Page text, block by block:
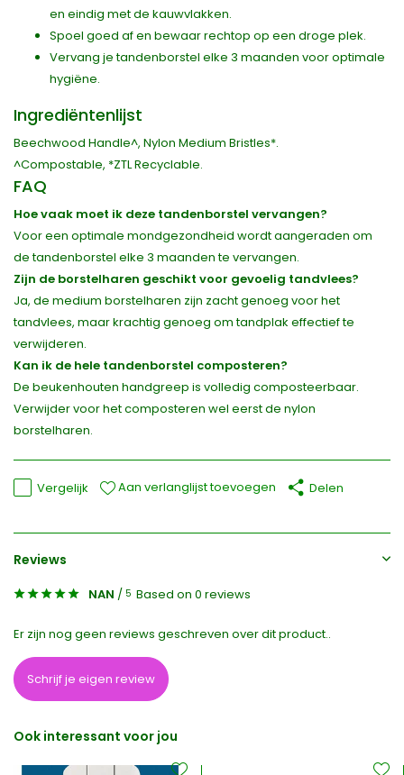
en eindig met de kauwvlakken.
Spoel goed af en bewaar rechtop op een droge plek.
Vervang je tandenborstel elke 3 maanden voor optimale
hygiëne.
Ingrediëntenlijst
Beechwood Handle^, Nylon Medium Bristles*.
^Compostable, *ZTL Recyclable.
FAQ
Hoe vaak moet ik deze tandenborstel vervangen?
Voor een optimale mondgezondheid wordt aangeraden om
de tandenborstel elke 3 maanden te vervangen.
Zijn de borstelharen geschikt voor gevoelig tandvlees?
Ja, de medium borstelharen zijn zacht genoeg voor het
tandvlees, maar krachtig genoeg om tandplak effectief te
verwijderen.
Kan ik de hele tandenborstel composteren?
De beukenhouten handgreep is volledig composteerbaar.
Verwijder voor het composteren wel eerst de nylon
borstelharen.
Vergelijk Aan verlanglijst toevoegen Delen
Reviews
NAN / 5 Based on 0 reviews
Er zijn nog geen reviews geschreven over dit product..
Schrijf je eigen review
Ook interessant voor jou